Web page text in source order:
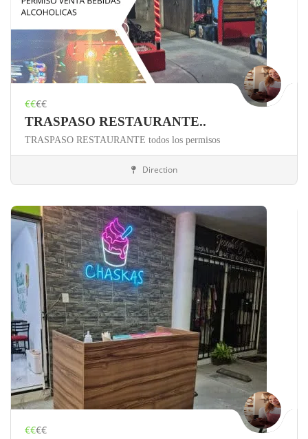
€€€€
TRASPASO RESTAURANTE..
TRASPASO RESTAURANTE todos los permisos
Direction
€€€€